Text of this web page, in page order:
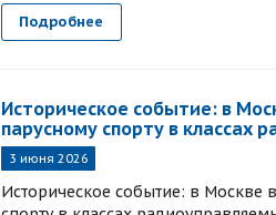
Подробнее
Историческое событие: в
парусному спорту в классах
3 июня 2026
Историческое событие: в